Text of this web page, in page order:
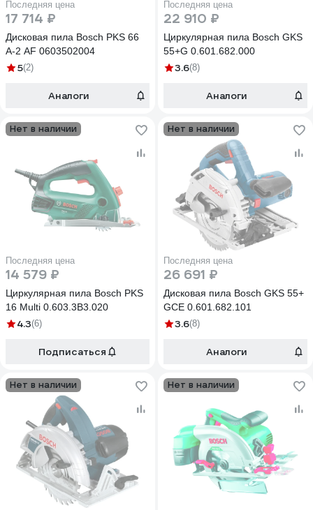
Последняя цена
17 714 ₽
Дисковая пила Bosch PKS 66
A-2 AF 0603502004
5(2)
Аналоги
Последняя цена
22 910 ₽
Циркулярная пила Bosch GKS
55+G 0.601.682.000
3.6(8)
Аналоги
Нет в наличии
Последняя цена
14 579 ₽
Циркулярная пила Bosch PKS
16 Multi 0.603.3B3.020
4.3(6)
Подписаться
Нет в наличии
Последняя цена
26 691 ₽
Дисковая пила Bosch GKS 55+
GCE 0.601.682.101
3.6(8)
Аналоги
Нет в наличии Нет в наличии